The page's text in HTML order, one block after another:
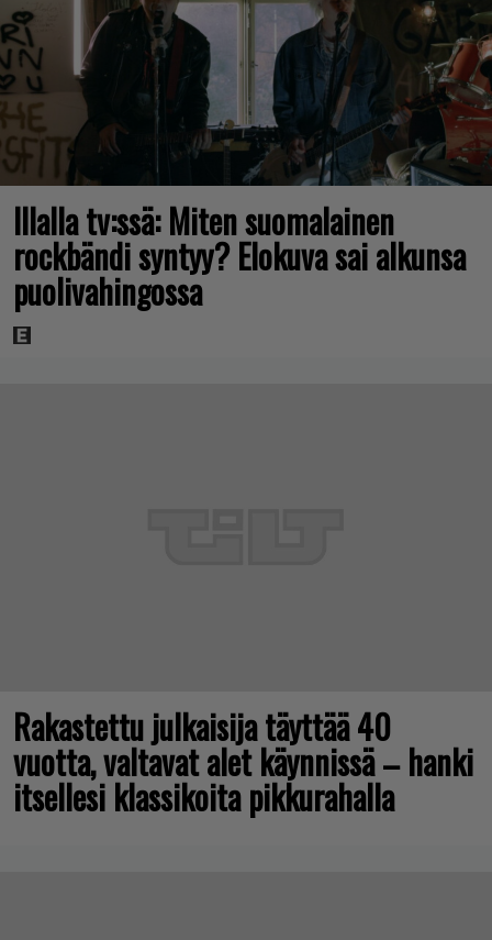
Illalla tv:ssä: Miten suomalainen
rockbändi syntyy? Elokuva sai alkunsa
puolivahingossa
Rakastettu julkaisija täyttää 40
vuotta, valtavat alet käynnissä – hanki
itsellesi klassikoita pikkurahalla